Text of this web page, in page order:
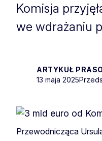
Komisja
we wdrażaniu
ARTYKUŁ
13 maja 2025
Przewodnicząca